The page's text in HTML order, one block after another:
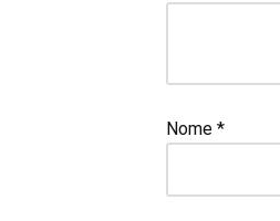
Nome *